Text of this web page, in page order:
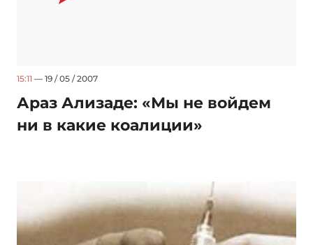
15:11 — 19 / 05 / 2007
Араз Ализаде: «Мы не войдем
ни в какие коалиции»